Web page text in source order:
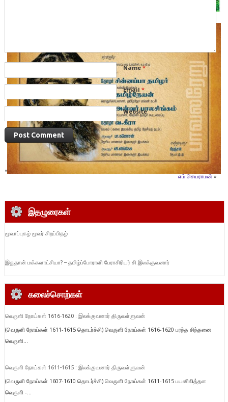
Name*
Email *
Website
«தமிழ்ப்பொங்கல் – ப.கண்ணன்சேகர்
நம்வாழ்வு விடிந்திடட்டும் ! –
எம்.செயராமன்»
இதழுரைகள்
மூவாப்புகழ் மூவர் சிறப்பிதழ்
இதுதான் மக்களாட்சியா? – தமிழ்ப்போராளி பேராசிரியர் சி.இலக்குவனார்
கலைச்சொற்கள்
வெருளி நோய்கள் 1616-1620 : இலக்குவனார் திருவள்ளுவன்
(வெருளி நோய்கள் 1611-1615 தொடர்ச்சி) வெருளி நோய்கள் 1616-1620 பரந்த சிந்தனை
வெருளி...
வெருளி நோய்கள் 1611-1615 : இலக்குவனார் திருவள்ளுவன்
(வெருளி நோய்கள் 1607-1610 தொடர்ச்சி) வெருளி நோய்கள் 1611-1615 பயனிலித்தள
வெருளி -...